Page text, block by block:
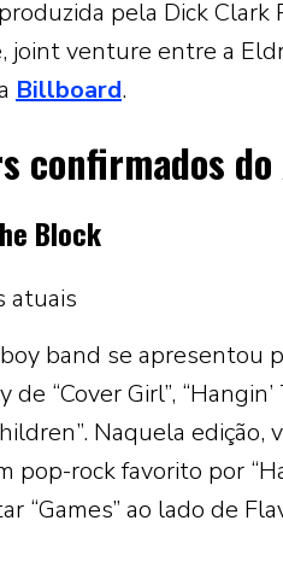
pela Dick
joint venture entre a
Billboard.
confirmados
Block
atuais
band se apresentou
“Cover Girl”,
Naquela
pop-rock favorito por
“Games” ao lado de